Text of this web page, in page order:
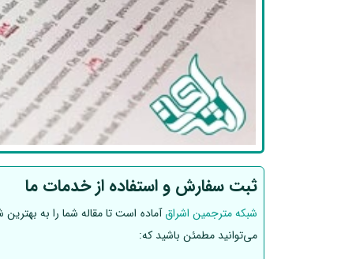
ثبت سفارش و استفاده از خدمات ما
شبکه مترجمین اشراقآماده است تا مقاله شما را به
می‌توانید مطمئن باشید که: